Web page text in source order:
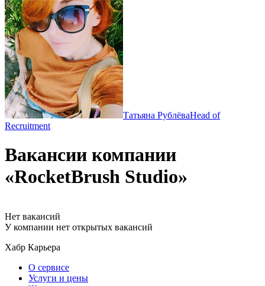
Татьяна РублёваHead of
Recruitment
Вакансии компании
«RocketBrush Studio»
Нет вакансий
У компании нет открытых вакансий
Хабр Карьера
О сервисе
Услуги и цены